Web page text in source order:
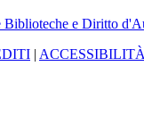
Biblioteche e Diritto
|